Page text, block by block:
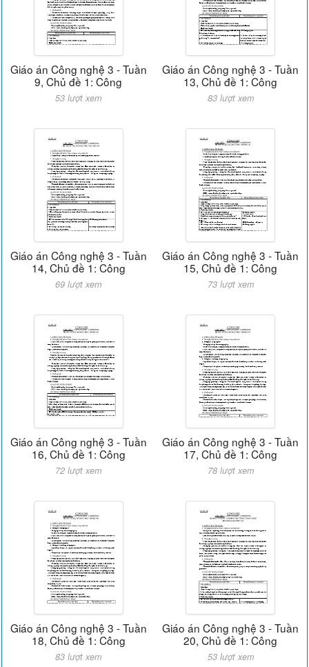
Giáo án Công nghệ 3 - Tuần
9, Chủ đề 1: Công
53 lượt xem
Giáo án Công nghệ 3 - Tuần
13, Chủ đề 1: Công
83 lượt xem
Giáo án Công nghệ 3 - Tuần
14, Chủ đề 1: Công
69 lượt xem
Giáo án Công nghệ 3 - Tuần
15, Chủ đề 1: Công
73 lượt xem
Giáo án Công nghệ 3 - Tuần
16, Chủ đề 1: Công
72 lượt xem
Giáo án Công nghệ 3 - Tuần
17, Chủ đề 1: Công
78 lượt xem
Giáo án Công nghệ 3 - Tuần
18, Chủ đề 1: Công
83 lượt xem
Giáo án Công nghệ 3 - Tuần
20, Chủ đề 1: Công
53 lượt xem